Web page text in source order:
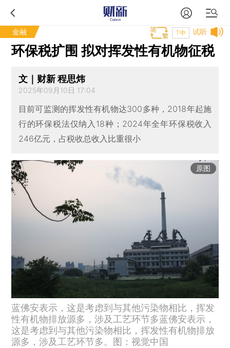
金融 试听
T中
环保税扩围 拟对挥发性有机物征税
文｜财新 程思炜
2025年09月10日 17:04
目前可监测的挥发性有机物达300多种，2018年起施
行的环保税法仅纳入18种；2024年全年环保税收入
246亿元，占税收总收入比重很小
原图
蓝佛安表示，这是考虑到与其他污染物相比，挥发
性有机物排放源多，涉及工艺环节多蓝佛安表示，
这是考虑到与其他污染物相比，挥发性有机物排放
源多，涉及工艺环节多。图：视觉中国